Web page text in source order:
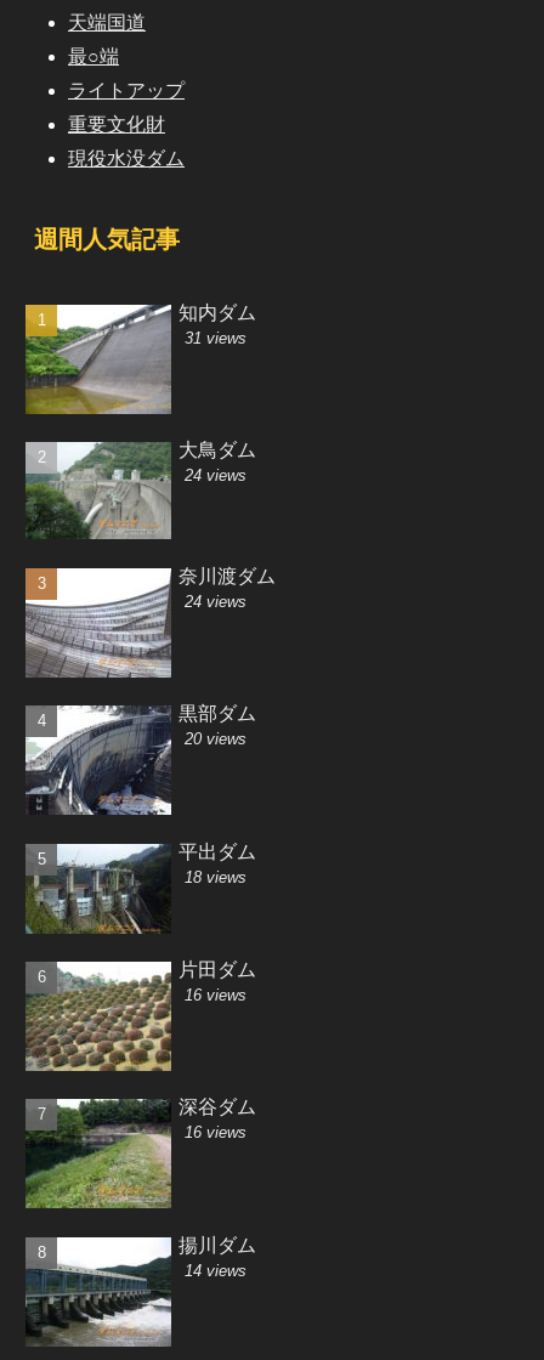
天端国道
最○端
ライトアップ
重要文化財
現役水没ダム
週間人気記事
知内ダム
31 views
大鳥ダム
24 views
奈川渡ダム
24 views
黒部ダム
20 views
平出ダム
18 views
片田ダム
16 views
深谷ダム
16 views
揚川ダム
14 views